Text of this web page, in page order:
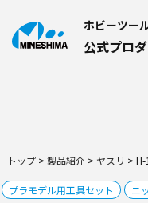
ホビーツー
公式プロダ
トップ> 製品紹介 > ヤスリ >
プラモデル用工具セット ニ